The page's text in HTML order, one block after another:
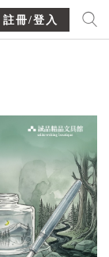
註冊/登入